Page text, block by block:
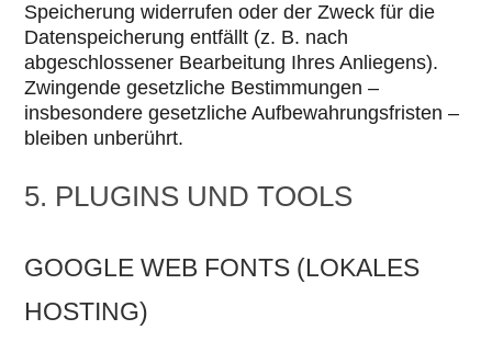
Speicherung widerrufen oder der Zweck für die
Datenspeicherung entfällt (z. B. nach
abgeschlossener Bearbeitung Ihres Anliegens).
Zwingende gesetzliche Bestimmungen –
insbesondere gesetzliche Aufbewahrungsfristen –
bleiben unberührt.
5. PLUGINS UND TOOLS
GOOGLE WEB FONTS (LOKALES
HOSTING)